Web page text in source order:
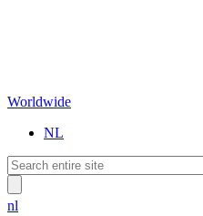
Worldwide
NL
nl